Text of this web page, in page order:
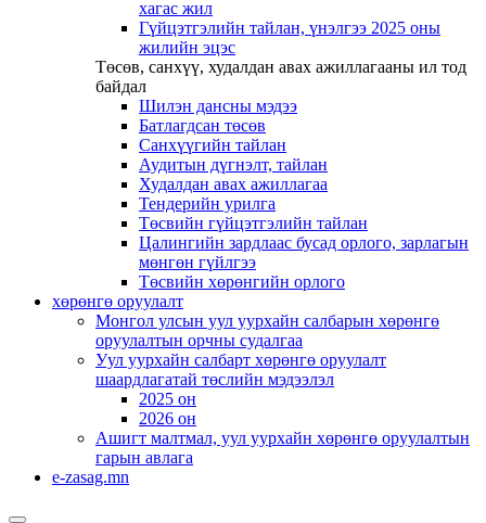
хагас жил
Гүйцэтгэлийн тайлан, үнэлгээ 2025 оны
жилийн эцэс
Төсөв, санхүү, худалдан авах ажиллагааны ил тод
байдал
Шилэн дансны мэдээ
Батлагдсан төсөв
Санхүүгийн тайлан
Аудитын дүгнэлт, тайлан
Худалдан авах ажиллагаа
Тендерийн урилга
Төсвийн гүйцэтгэлийн тайлан
Цалингийн зардлаас бусад орлого, зарлагын
мөнгөн гүйлгээ
Төсвийн хөрөнгийн орлого
хөрөнгө оруулалт
Монгол улсын уул уурхайн салбарын хөрөнгө
оруулалтын орчны судалгаа
Уул уурхайн салбарт хөрөнгө оруулалт
шаардлагатай төслийн мэдээлэл
2025 он
2026 он
Ашигт малтмал, уул уурхайн хөрөнгө оруулалтын
гарын авлага
e-zasag.mn